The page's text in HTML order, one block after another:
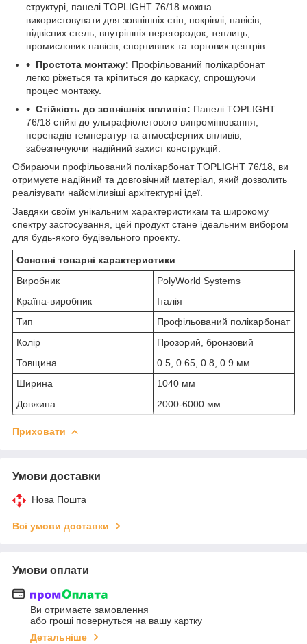
структурі, панелі TOPLIGHT 76/18 можна
використовувати для зовнішніх стін, покрівлі, навісів,
підвісних стель, внутрішніх перегородок, теплиць,
промислових навісів, спортивних та торгових центрів.
Простота монтажу: Профільований полікарбонат
легко ріжеться та кріпиться до каркасу, спрощуючи
процес монтажу.
Стійкість до зовнішніх впливів: Панелі TOPLIGHT
76/18 стійкі до ультрафіолетового випромінювання,
перепадів температур та атмосферних впливів,
забезпечуючи надійний захист конструкцій.
Обираючи профільований полікарбонат TOPLIGHT 76/18, ви
отримуєте надійний та довговічний матеріал, який дозволить
реалізувати найсміливіші архітектурні ідеї.
Завдяки своїм унікальним характеристикам та широкому
спектру застосування, цей продукт стане ідеальним вибором
для будь-якого будівельного проекту.
Основні товарні характеристики
Виробник
PolyWorld Systems
Країна-виробник
Італія
Тип
Профільований полікарбонат
Колір
Прозорий, бронзовий
Товщина
0.5, 0.65, 0.8, 0.9 мм
Ширина
1040 мм
Довжина
2000-6000 мм
Приховати
Умови доставки
Нова Пошта
Всі умови доставки
Умови оплати
Ви отримаєте замовлення
або гроші повернуться на вашу картку
Детальніше